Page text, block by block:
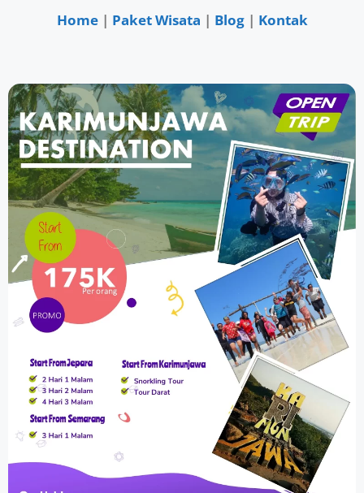
Home| Paket Wisata | Blog| Kontak